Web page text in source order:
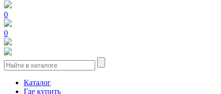
0
0
Каталог
Где купить